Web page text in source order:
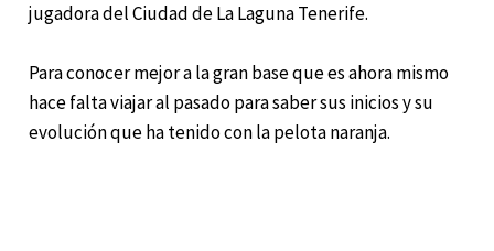
jugadora del Ciudad de La Laguna Tenerife.
Para conocer mejor a la gran base que es ahora mismo
hace falta viajar al pasado para saber sus inicios y su
evolución que ha tenido con la pelota naranja.